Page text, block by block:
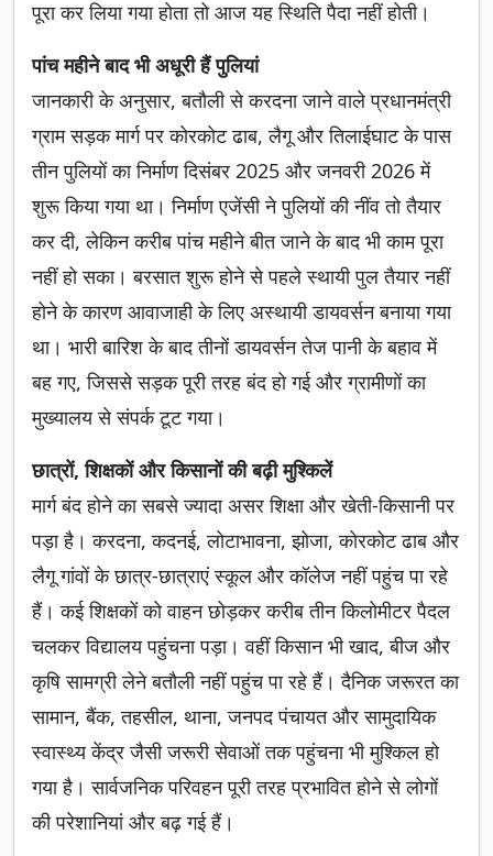
पूरा कर लिया गया होता तो आज यह स्थिति पैदा नहीं होती।
पांच महीने बाद भी अधूरी हैं पुलियां
जानकारी के अनुसार, बतौली से करदना जाने वाले प्रधानमंत्री
ग्राम सड़क मार्ग पर कोरकोट ढाब, लैगू और तिलाईघाट के पास
तीन पुलियों का निर्माण दिसंबर 2025 और जनवरी 2026 में
शुरू किया गया था। निर्माण एजेंसी ने पुलियों की नींव तो तैयार
कर दी, लेकिन करीब पांच महीने बीत जाने के बाद भी काम पूरा
नहीं हो सका। बरसात शुरू होने से पहले स्थायी पुल तैयार नहीं
होने के कारण आवाजाही के लिए अस्थायी डायवर्सन बनाया गया
था। भारी बारिश के बाद तीनों डायवर्सन तेज पानी के बहाव में
बह गए, जिससे सड़क पूरी तरह बंद हो गई और ग्रामीणों का
मुख्यालय से संपर्क टूट गया।
छात्रों, शिक्षकों और किसानों की बढ़ी मुश्किलें
मार्ग बंद होने का सबसे ज्यादा असर शिक्षा और खेती-किसानी पर
पड़ा है। करदना, कदनई, लोटाभावना, झोजा, कोरकोट ढाब और
लैगू गांवों के छात्र-छात्राएं स्कूल और कॉलेज नहीं पहुंच पा रहे
हैं। कई शिक्षकों को वाहन छोड़कर करीब तीन किलोमीटर पैदल
चलकर विद्यालय पहुंचना पड़ा। वहीं किसान भी खाद, बीज और
कृषि सामग्री लेने बतौली नहीं पहुंच पा रहे हैं। दैनिक जरूरत का
सामान, बैंक, तहसील, थाना, जनपद पंचायत और सामुदायिक
स्वास्थ्य केंद्र जैसी जरूरी सेवाओं तक पहुंचना भी मुश्किल हो
गया है। सार्वजनिक परिवहन पूरी तरह प्रभावित होने से लोगों
की परेशानियां और बढ़ गई हैं।